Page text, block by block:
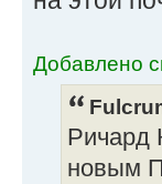
Добавлено
Ричард
новым